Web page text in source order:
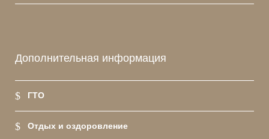
Дополнительная информация
ГТО
Отдых и оздоровление